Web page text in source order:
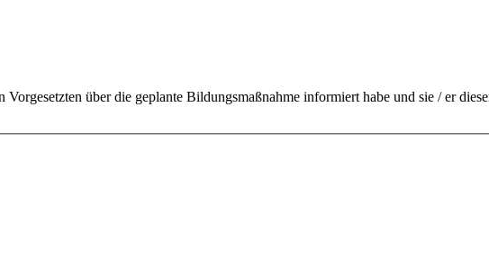
über die geplante Bildungsmaßnahme informiert habe und sie / er